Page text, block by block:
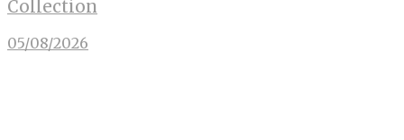
Collection
05/08/2026